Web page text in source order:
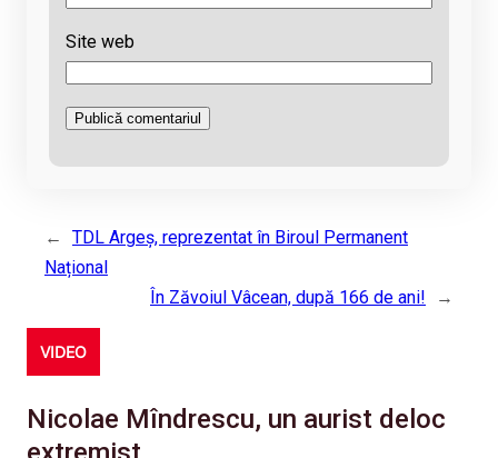
Site web
←
TDL Argeș, reprezentat în Biroul Permanent
Național
În Zăvoiul Vâcean, după 166 de ani!
→
VIDEO
Nicolae Mîndrescu, un aurist deloc